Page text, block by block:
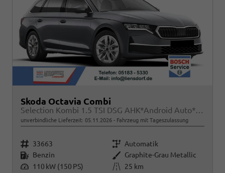
Skoda Octavia Combi
Selection Kombi 1.5 TSI DSG AHK*Android Auto*ACC*SHZ*E-Heck*Keyless*Kamera*2Z Klimaauto
unverbindliche Lieferzeit: 05.11.2026 Fahrzeug mit Tageszulassung
Fahrzeugnr. 33663 Getriebe Automatik
Kraftstoff Benzin Außenfarbe Graphite-Grau Metallic
Leistung 110 kW (150 PS) Kilometerstand
25 km